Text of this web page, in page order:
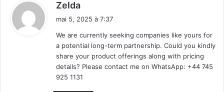
Zelda
:
mai 5, 2025 à 7:37
We are currently seeking companies like yours for
a potential long-term partnership. Could you kindly
share your product offerings along with pricing
details? Please contact me on WhatsApp: +44 745
925 1131